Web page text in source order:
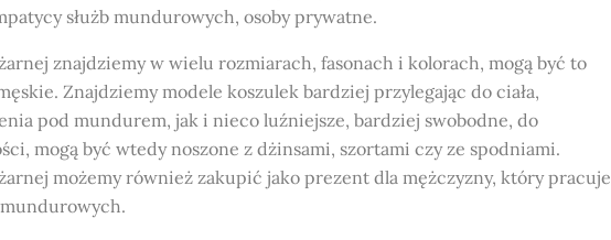
służb mundurowych, osoby prywatne.
znajdziemy w wielu rozmiarach, fasonach i kolorach, mogą być to
Znajdziemy modele koszulek bardziej przylegając do ciała,
pod mundurem, jak i nieco luźniejsze, bardziej swobodne, do
mogą być wtedy noszone z dżinsami, szortami czy ze spodniami.
możemy również zakupić jako prezent dla mężczyzny, który pracuje